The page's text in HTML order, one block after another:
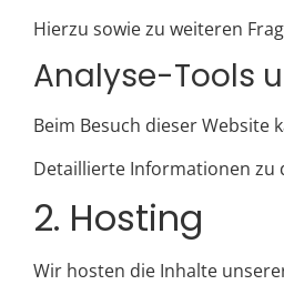
Hierzu sowie zu weiteren
Analyse-Tools
Beim Besuch dieser
Detaillierte Informationen zu
2. Hosting
Wir hosten die Inhalte